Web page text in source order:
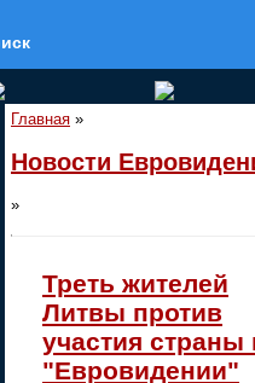
Главная »
Новости
»
Треть жителей
Литвы против
участия страны
"Евровидении"